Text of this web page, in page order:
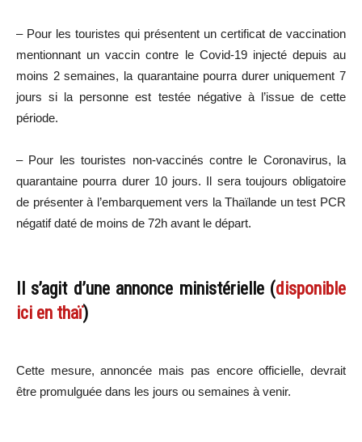
– Pour les touristes qui présentent un certificat de vaccination
mentionnant un vaccin contre le Covid-19 injecté depuis au
moins 2 semaines, la quarantaine pourra durer uniquement 7
jours si la personne est testée négative à l’issue de cette
période.
– Pour les touristes non-vaccinés contre le Coronavirus, la
quarantaine pourra durer 10 jours. Il sera toujours obligatoire
de présenter à l’embarquement vers la Thaïlande un test PCR
négatif daté de moins de 72h avant le départ.
Il s’agit d’une annonce ministérielle (disponible
ici en thaï)
Cette mesure, annoncée mais pas encore officielle, devrait
être promulguée dans les jours ou semaines à venir.